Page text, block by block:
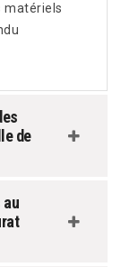
matériels
de
au